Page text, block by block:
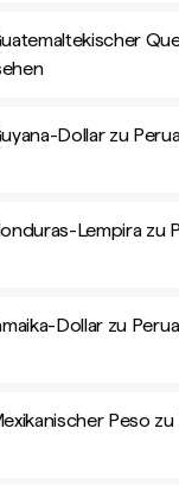
Dollar zu
Lempira zu
Dollar zu
Peso